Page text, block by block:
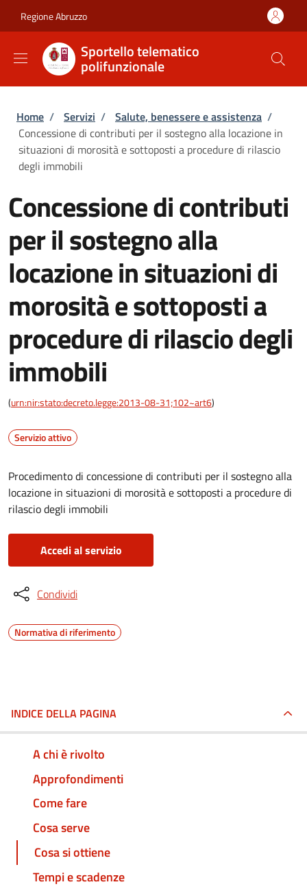
Regione Abruzzo
Sportello telematico
polifunzionale
Briciole di pane
Home / Servizi / Salute, benessere e assistenza /
Concessione di contributi per il sostegno alla locazione in
situazioni di morosità e sottoposti a procedure di rilascio
degli immobili
Concessione di contributi
per il sostegno alla
locazione in situazioni di
morosità e sottoposti a
procedure di rilascio degli
immobili
(urn:nir:stato:decreto.legge:2013-08-31;102~art6)
Servizio attivo
Procedimento di concessione di contributi per il sostegno alla
locazione in situazioni di morosità e sottoposti a procedure di
rilascio degli immobili
Accedi al servizio
Condividi
Normativa di riferimento
INDICE DELLA PAGINA
A chi è rivolto
Approfondimenti
Come fare
Cosa serve
Cosa si ottiene
Tempi e scadenze